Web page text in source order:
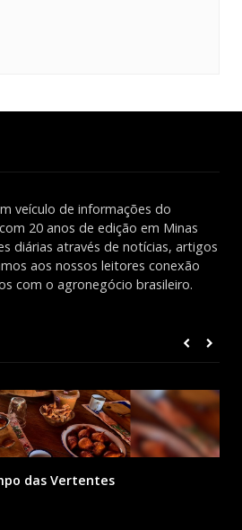
veículo de informações do
20 anos de edição em Minas
diárias através de notícias, artigos
aos nossos leitores conexão
com o agronegócio brasileiro.
das Vertentes